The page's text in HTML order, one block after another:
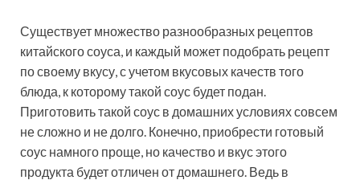
Существует множество разнообразных рецептов
китайского соуса, и каждый может подобрать рецепт
по своему вкусу, с учетом вкусовых качеств того
блюда, к которому такой соус будет подан.
Приготовить такой соус в домашних условиях совсем
не сложно и не долго. Конечно, приобрести готовый
соус намного проще, но качество и вкус этого
продукта будет отличен от домашнего. Ведь в